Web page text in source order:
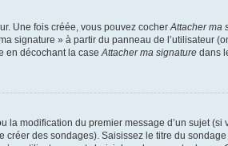
Une fois créée, vous pouvez cocherAttacher ma
signature » à partir du panneau de l’utilisateur
en décochant la caseAttacher ma signature dans
modification du premier message d’un sujet
des sondages). Saisissez le titre du